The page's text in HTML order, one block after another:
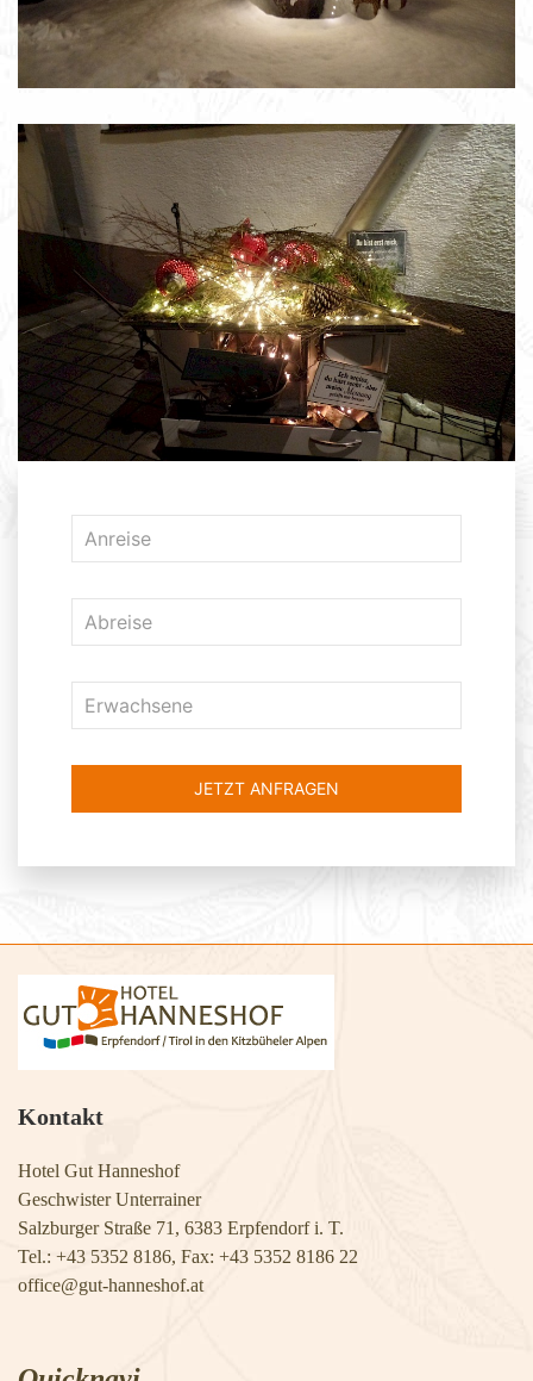
Kontakt
Hotel Gut Hanneshof
Geschwister Unterrainer
Salzburger Straße 71, 6383 Erpfendorf i. T.
Tel.: +43 5352 8186, Fax: +43 5352 8186 22
​​​​​​​office@gut-hanneshof.at